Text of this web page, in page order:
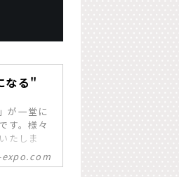
なる"
が一堂に
す。様々
たしま